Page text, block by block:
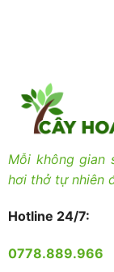
Mỗi không gian
hơi thở tự nhiên
Hotline 24/7:
0778.889.966